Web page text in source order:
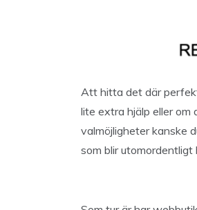
Att hitta det där
lite extra hjälp eller om
valmöjligheter kanske
som blir utomordentligt